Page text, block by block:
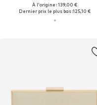
À l'origine : 139,00 €
Dernier prix le plus bas :125,10 €